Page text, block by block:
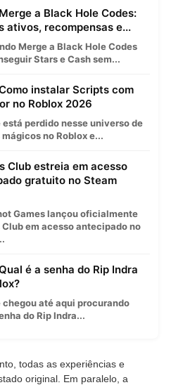
a Black Hole Codes:
ativos, recompensas e...
Merge a Black Hole Codes
Stars e Cash sem...
instalar Scripts com
no Roblox 2026
está perdido nesse universo de
no Roblox e...
Club estreia em acesso
gratuito no Steam
Games lançou oficialmente
em acesso antecipado no
é a senha do Rip Indra
chegou até aqui procurando
do Rip Indra...
todas as experiências e
original. Em paralelo, a